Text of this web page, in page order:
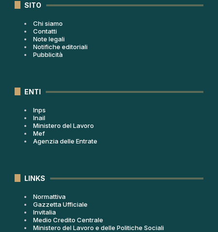
SITO
Chi siamo
Contatti
Note legali
Notifiche editoriali
Pubblicità
ENTI
Inps
Inail
Ministero del Lavoro
Mef
Agenzia delle Entrate
LINKS
Normattiva
Gazzetta Ufficiale
Invitalia
Medio Credito Centrale
Ministero del Lavoro e delle Politiche Sociali